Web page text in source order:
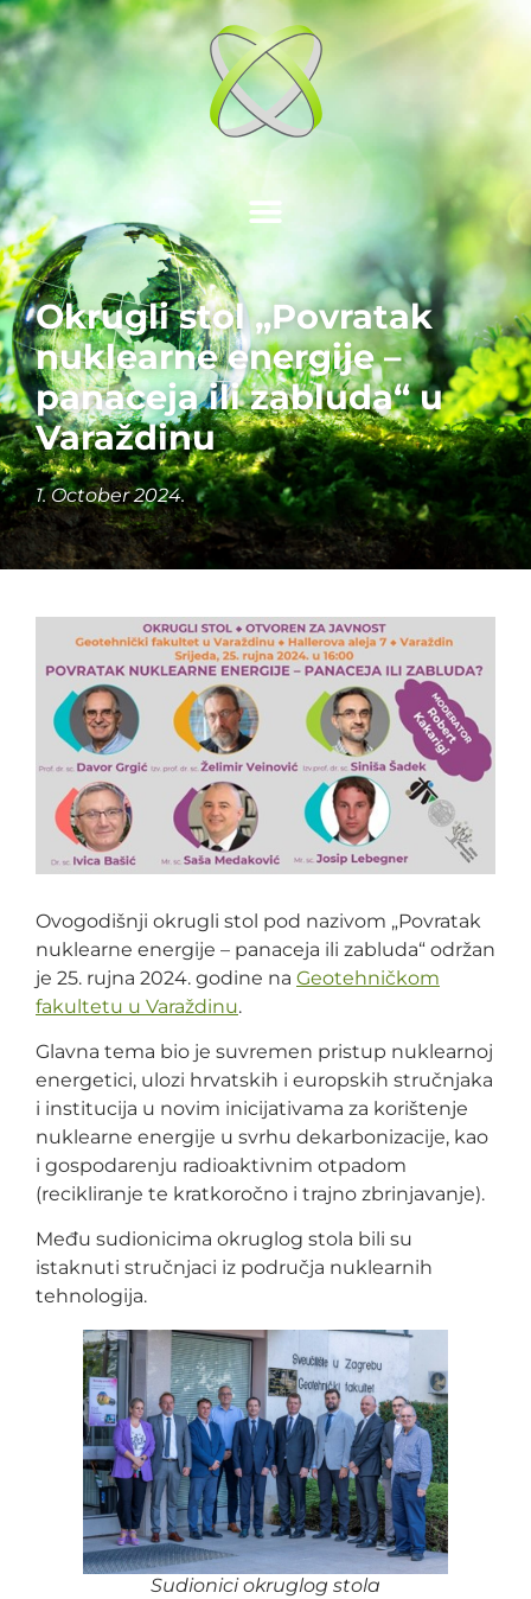
Okrugli stol „Povratak
nuklearne energije –
panaceja ili zabluda“ u
Varaždinu
1. October 2024.
Ovogodišnji okrugli stol pod nazivom „Povratak
nuklearne energije – panaceja ili zabluda“ održan
je 25. rujna 2024. godine na Geotehničkom
fakultetu u Varaždinu.
Glavna tema bio je suvremen pristup nuklearnoj
energetici, ulozi hrvatskih i europskih stručnjaka
i institucija u novim inicijativama za korištenje
nuklearne energije u svrhu dekarbonizacije, kao
i gospodarenju radioaktivnim otpadom
(recikliranje te kratkoročno i trajno zbrinjavanje).
Među sudionicima okruglog stola bili su
istaknuti stručnjaci iz područja nuklearnih
tehnologija.
Sudionici okruglog stola